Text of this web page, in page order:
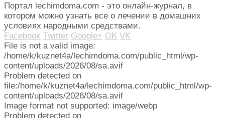
Портал lechimdoma.com - это онлайн-журнал, в
котором можно узнать все о лечении в домашних
условиях народными средствами.
Facebook Twitter Google+ OK VK
File is not a valid image:
/home/k/kuznet4a/lechimdoma.com/public_html/wp-
content/uploads/2026/08/sa.avif
Problem detected on
file:/home/k/kuznet4a/lechimdoma.com/public_html/wp-
content/uploads/2026/08/sa.avif
Image format not supported: image/webp
Problem detected on